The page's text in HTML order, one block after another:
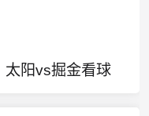
太阳vs掘金看球